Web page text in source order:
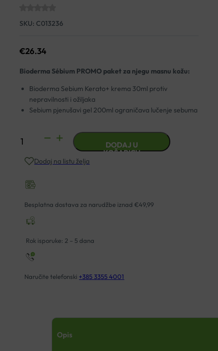
SKU: C013236
€26.34
Bioderma Sébium PROMO paket za njegu masnu kožu:
Bioderma Sebium Kerato+ krema 30ml protiv
nepravilnosti i ožiljaka
Sebium pjenušavi gel 200ml ograničava lučenje sebuma
BIODERMA
KERATO+
30ML
PJENUŠAVI
GEL
200ML
DODAJ U
KOŠARICU
Dodaj na listu želja
Besplatna dostava za narudžbe iznad €49,99
Rok isporuke: 2 – 5 dana
Naručite telefonski +385 3355 4001
Opis